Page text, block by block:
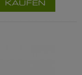
KAUFEN